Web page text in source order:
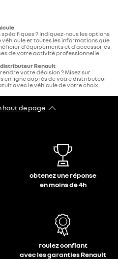
? Indiquez-nous les options
et toutes les informations que
d’équipements et d’accessoires
de votre activité professionnelle.
distributeur Renault
votre décision ? Misez sur
en ligne auprès de votre distributeur
avec le véhicule de votre choix.
haut de page​
obtenez une réponse
en moins de 4h
roulez confiant
avec les garanties Renault